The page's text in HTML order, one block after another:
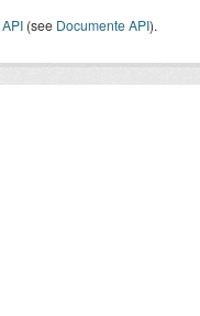
API (see Documente API).